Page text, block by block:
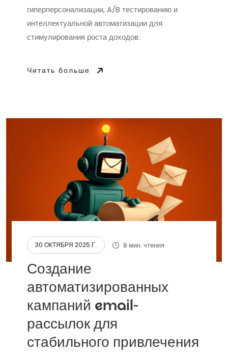
гиперперсонализации, A/B тестированию и
интеллектуальной автоматизации для
стимулирования роста доходов.
Читать больше
30 ОКТЯБРЯ 2025 Г. 8 мин. чтения
Создание
автоматизированных
кампаний email-
рассылок для
стабильного привлечения